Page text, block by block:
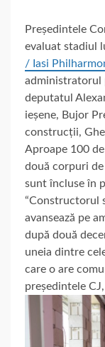
Președintele
evaluat stadiul
/ Iasi
administratorul
deputatul
ieșene, Bujor
construcții,
Aproape 100
două corpuri de
sunt încluse în
“Constructorul
avansează pe
după două
uneia dintre
care o are
președintele